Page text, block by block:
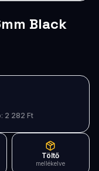
Black
2 282 Ft
Töltő
mellékelve